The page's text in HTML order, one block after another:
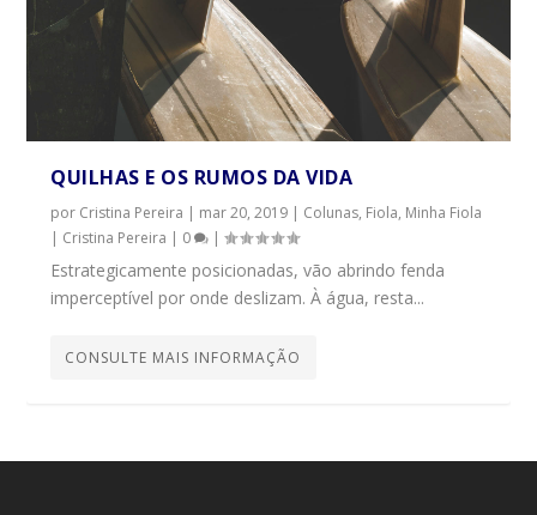
QUILHAS E OS RUMOS DA VIDA
por Cristina Pereira | mar 20, 2019 | Colunas, Fiola, Minha Fiola
| Cristina Pereira | 0 |
Estrategicamente posicionadas, vão abrindo fenda
imperceptível por onde deslizam. À água, resta...
CONSULTE MAIS INFORMAÇÃO